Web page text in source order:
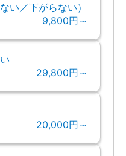
い／下がらない）
9,800円～
29,800円～
20,000円～